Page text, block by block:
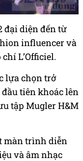
đại diện đến từ
influencer và
L’Officiel.
lựa chọn trở
tiên khoác lên
tập Mugler H&M
màn trình diễn
và âm nhạc